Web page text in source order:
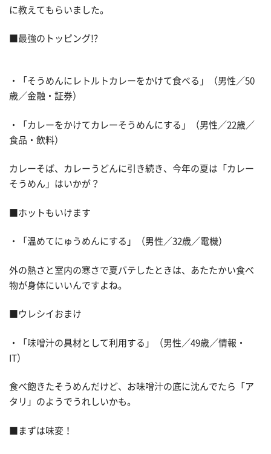
に教えてもらいました。
■最強のトッピング!?
・「そうめんにレトルトカレーをかけて食べる」（男性／50
歳／金融・証券）
・「カレーをかけてカレーそうめんにする」（男性／22歳／
食品・飲料）
カレーそば、カレーうどんに引き続き、今年の夏は「カレー
そうめん」はいかが？
■ホットもいけます
・「温めてにゅうめんにする」（男性／32歳／電機）
外の熱さと室内の寒さで夏バテしたときは、あたたかい食べ
物が身体にいいんですよね。
■ウレシイおまけ
・「味噌汁の具材として利用する」（男性／49歳／情報・
IT）
食べ飽きたそうめんだけど、お味噌汁の底に沈んでたら「ア
タリ」のようでうれしいかも。
■まずは味変！